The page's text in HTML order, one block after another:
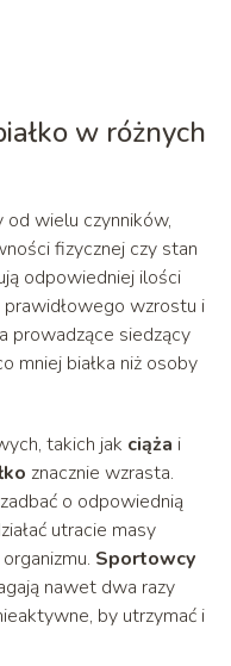
w różnych
od wielu czynników,
fizycznej czy stan
odpowiedniej ilości
prawidłowego wzrostu i
prowadzące siedzący
mniej białka niż osoby
takich jak ciąża i
znacznie wzrasta.
o odpowiednią
utracie masy
Sportowcy
nawet dwa razy
by utrzymać i